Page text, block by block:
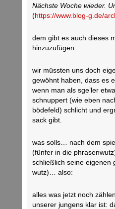
Nächste Woche wieder.
(https://www.blog-g.de/
dem gibt es auch dieses
hinzuzufügen.
wir müssten uns doch
gewöhnt haben, dass es
wenn man als sge’ler
schnuppert (wie eben
bödefeld) schlicht und
sack gibt.
was solls… nach dem
(fünfer in die
schließlich seine eigenen
wutz)… also:
alles was jetzt noch
unserer jungens klar ist: